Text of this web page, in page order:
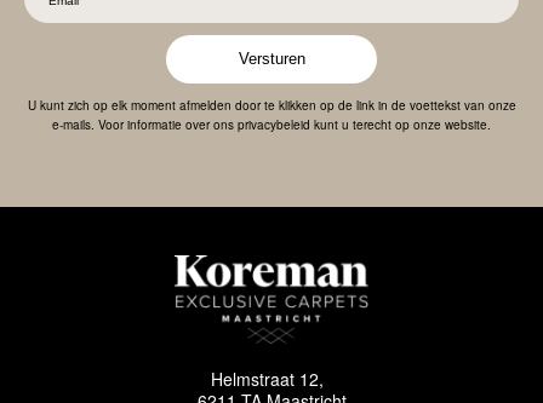
Versturen
U kunt zich op elk moment afmelden door te klikken op de link in de voettekst van onze
e-mails. Voor informatie over ons privacybeleid kunt u terecht op onze website.
Helmstraat 12,